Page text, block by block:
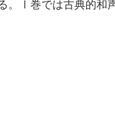
。Ⅰ巻では古典的和